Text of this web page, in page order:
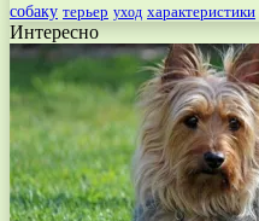
собаку терьер уход характеристики
Интересно